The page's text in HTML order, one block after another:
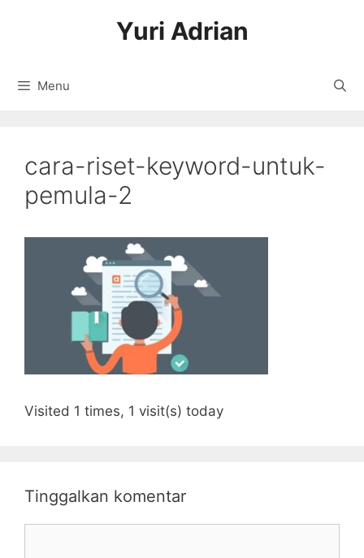
Yuri Adrian
Menu
cara-riset-keyword-untuk-
pemula-2
Visited 1 times, 1 visit(s) today
Tinggalkan komentar